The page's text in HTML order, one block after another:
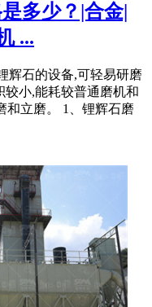
多少？|合金|
...
辉石的设备,可轻易研磨
较小,能耗较普通磨机和
和立磨。 1、锂辉石磨